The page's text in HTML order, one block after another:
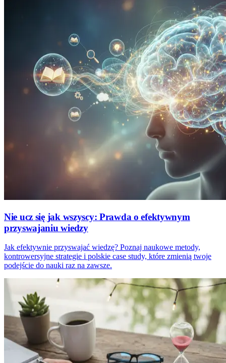
Nie ucz się jak wszyscy: Prawda o efektywnym
przyswajaniu wiedzy
Jak efektywnie przyswajać wiedzę? Poznaj naukowe metody,
kontrowersyjne strategie i polskie case study, które zmienią twoje
podejście do nauki raz na zawsze.